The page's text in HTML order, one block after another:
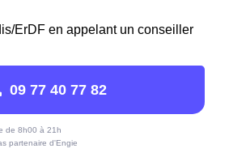
ErDF en appelant un conseiller
09 77 40 77 82
de 8h00 à 21h
partenaire d'Engie